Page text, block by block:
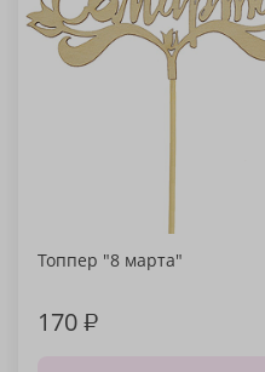
Топпер "8 марта"
170₽